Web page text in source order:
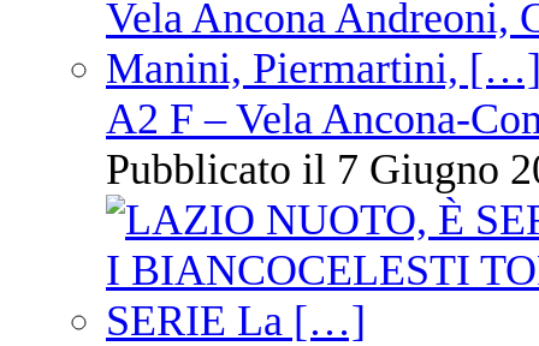
A2 F – Vela Ancona-
Pubblicato il 7 Giugno